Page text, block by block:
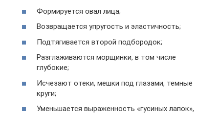
Формируется овал лица;
Возвращается упругость и эластичность;
Подтягивается второй подбородок;
Разглаживаются морщинки, в том числе
глубокие;
Исчезают отеки, мешки под глазами, темные
круги;
Уменьшается выраженность «гусиных лапок»,